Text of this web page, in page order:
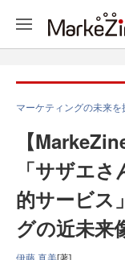
マーケティングの未来
【
「サザエ
的サービス
グの近未来
伊藤 真美[著]